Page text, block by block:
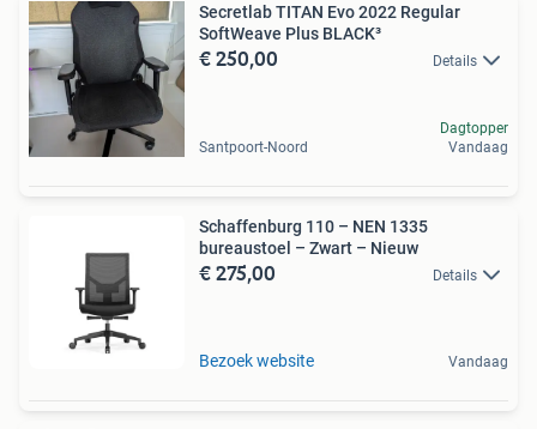
Secretlab TITAN Evo 2022 Regular
SoftWeave Plus BLACK³
€ 250,00 Details
Santpoort-Noord
Dagtopper
Vandaag
Schaffenburg 110 – NEN 1335
bureaustoel – Zwart – Nieuw
€ 275,00 Details
Bezoek website Vandaag